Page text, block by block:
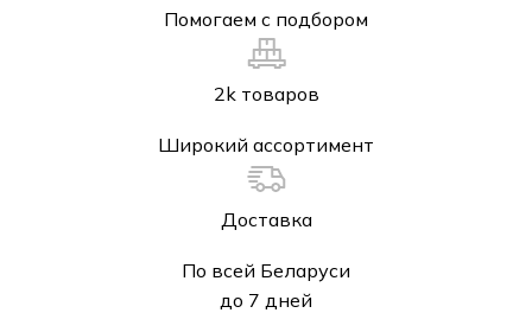
Помогаем с подбором
2k товаров
Широкий ассортимент
Доставка
По всей Беларуси
до 7 дней